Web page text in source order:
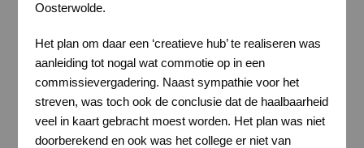
Oosterwolde.
Het plan om daar een ‘creatieve hub’ te realiseren was
aanleiding tot nogal wat commotie op in een
commissievergadering. Naast sympathie voor het
streven, was toch ook de conclusie dat de haalbaarheid
veel in kaart gebracht moest worden. Het plan was niet
doorberekend en ook was het college er niet van